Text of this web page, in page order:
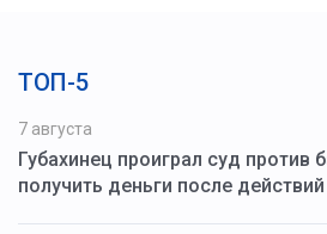
ТОП-5
7 августа
Губахинец проиграл суд против
получить деньги после